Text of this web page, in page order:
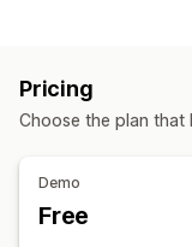
Cart recovery
Product
Customization
Emojis and stickers
Conversion tracking
Pricing
Choose the plan that
Demo
Free